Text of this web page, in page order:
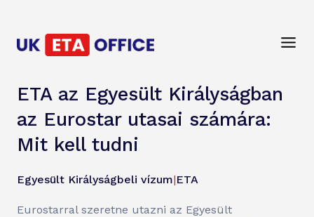
ETA az Egyesült Királyságban
az Eurostar utasai számára:
Mit kell tudni
Egyesült Királyságbeli vízum|ETA
Eurostarral szeretne utazni az Egyesült